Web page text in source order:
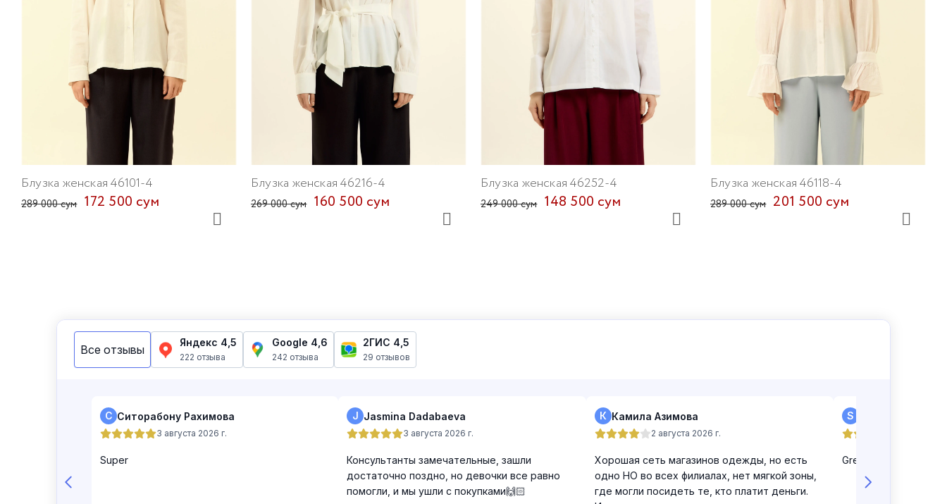
Блузка женская 46101-4
289 000 сум 172 500 сум
Блузка женская 46216-4
269 000 сум 160 500 сум
Блузка женская 46252-4
249 000 сум 148 500 сум
Блузка женская 46118-4
289 000 сум 201 500 сум